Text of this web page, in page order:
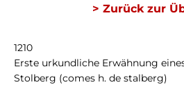
> Zurück zur
1210
Erste urkundliche Erwähnung
Stolberg (comes h. de stalberg)